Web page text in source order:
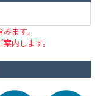
ます。
内します。